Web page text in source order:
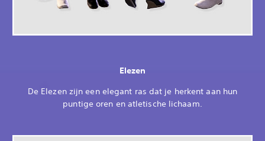
Elezen
De Elezen zijn een elegant ras dat je herkent aan hun
puntige oren en atletische lichaam.